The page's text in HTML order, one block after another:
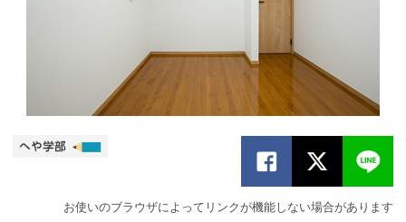
お使いのブラウザによってリンクが機能しない場合があります